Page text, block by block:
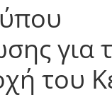
για
του